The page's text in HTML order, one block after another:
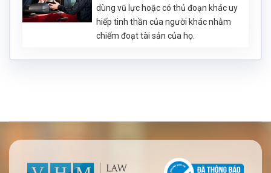
dùng vũ lực hoặc có thủ đoạn khác uy
hiếp tinh thần của người khác nhằm
chiếm đoạt tài sản của họ.